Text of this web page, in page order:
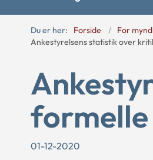
Du er her: Forside For
Ankestyrelsens statistik over
formelle
01-12-2020